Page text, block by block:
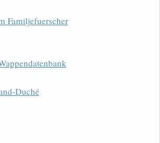
Familjefuerscher
Duché